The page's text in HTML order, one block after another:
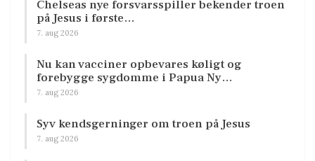
Chelseas nye forsvarsspiller bekender troen
på Jesus i første…
7. aug 2026
Nu kan vacciner opbevares køligt og
forebygge sygdomme i Papua Ny…
7. aug 2026
Syv kendsgerninger om troen på Jesus
7. aug 2026